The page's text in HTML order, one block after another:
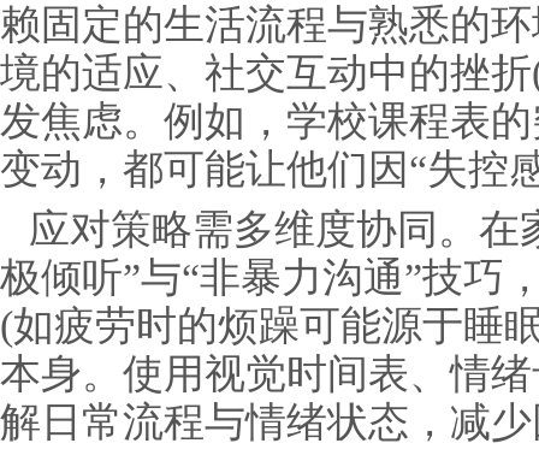
赖固定的生活流程与熟悉的
境的适应、社交互动中的挫
发焦虑。例如，学校课程表
变动，都可能让他们因“失控
应对策略需多维度协同。在
极倾听”与“非暴力沟通”技巧
(如疲劳时的烦躁可能源于睡
本身。使用视觉时间表、情
解日常流程与情绪状态，减